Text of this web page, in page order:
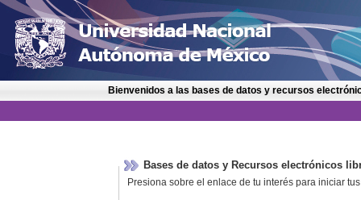
Bienvenidos a las bases de datos y recursos
Bases de datos y Recursos electrónicos
Presiona sobre el enlace de tu interés para iniciar